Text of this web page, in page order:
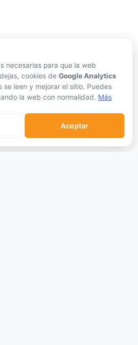
necesarias para que la web
cookies de Google Analytics
se leen y mejorar el sitio. Puedes
la web con normalidad. Más
Aceptar